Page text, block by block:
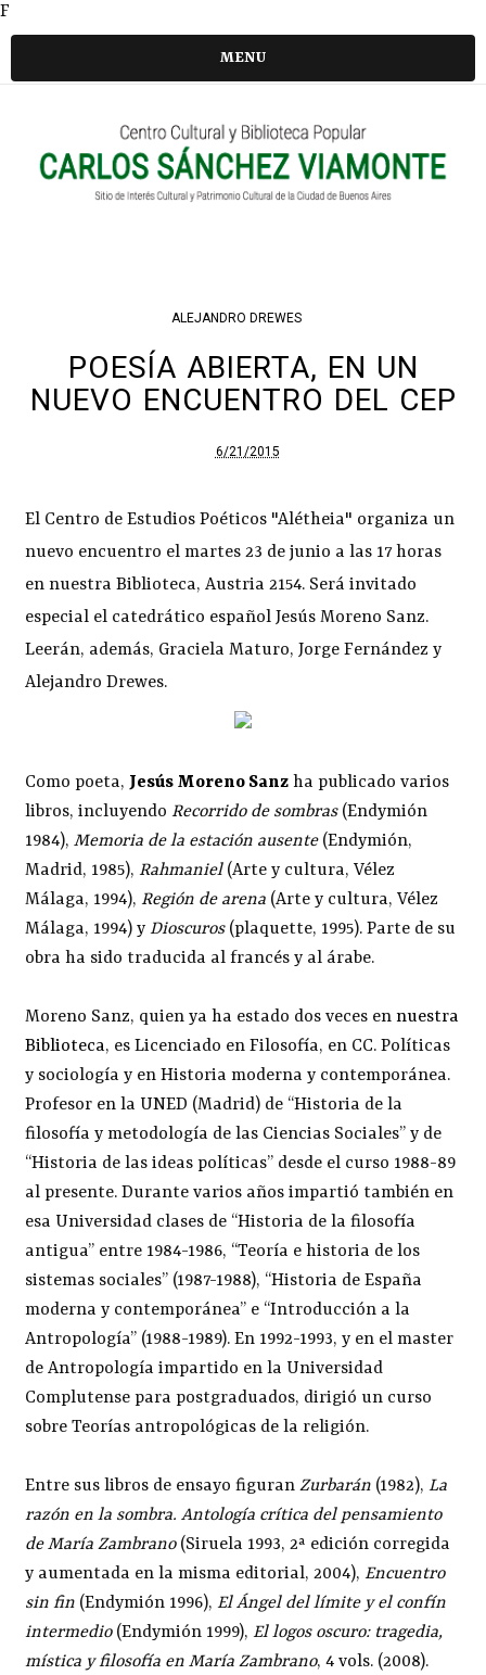
F
MENU
ALEJANDRO DREWES
POESÍA ABIERTA, EN UN
NUEVO ENCUENTRO DEL CEP
6/21/2015
El Centro de Estudios Poéticos "Alétheia" organiza un
nuevo encuentro el martes 23 de junio a las 17 horas
en nuestra Biblioteca, Austria 2154. Será invitado
especial el catedrático español Jesús Moreno Sanz.
Leerán, además, Graciela Maturo, Jorge Fernández y
Alejandro Drewes.
Como poeta, Jesús Moreno Sanz ha publicado varios
libros, incluyendoRecorrido de sombras(Endymión
1984),Memoria de la estación ausente(Endymión,
Madrid, 1985),Rahmaniel(Arte y cultura, Vélez
Málaga, 1994),Región de arena (Arte y cultura, Vélez
Málaga, 1994) yDioscuros (plaquette, 1995). Parte de su
obra ha sido traducida al francés y al árabe.
Moreno Sanz, quien ya ha estado dos veces ennuestra
Biblioteca, es Licenciado en Filosofía, en CC. Políticas
y sociología y en Historia moderna y contemporánea.
Profesor en la UNED (Madrid) de “Historia de la
filosofía y metodología de las Ciencias Sociales” y de
“Historia de las ideas políticas” desde el curso 1988-89
al presente. Durante varios años impartió también en
esa Universidad clases de “Historia de la filosofía
antigua” entre 1984-1986, “Teoría e historia de los
sistemas sociales” (1987-1988), “Historia de España
moderna y contemporánea” e “Introducción a la
Antropología” (1988-1989). En 1992-1993, y en el master
de Antropología impartido en la Universidad
Complutense para postgraduados, dirigió un curso
sobre Teorías antropológicas de la religión.
Entre sus libros de ensayo figuranZurbarán (1982),La
razón en la sombra. Antología crítica del pensamiento
de María Zambrano(Siruela 1993, 2ª edición corregida
y aumentada en la misma editorial, 2004),Encuentro
sin fin (Endymión 1996),El Ángel del límite y el confín
intermedio(Endymión 1999),El logos oscuro: tragedia,
mística y filosofía en María Zambrano, 4 vols. (2008).